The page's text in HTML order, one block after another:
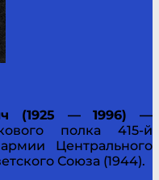
(1925 — 1996) —
полка 415-й
Центрального
Союза (1944).